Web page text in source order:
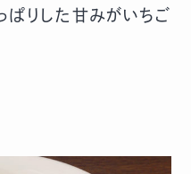
ぱりした甘みがいちご